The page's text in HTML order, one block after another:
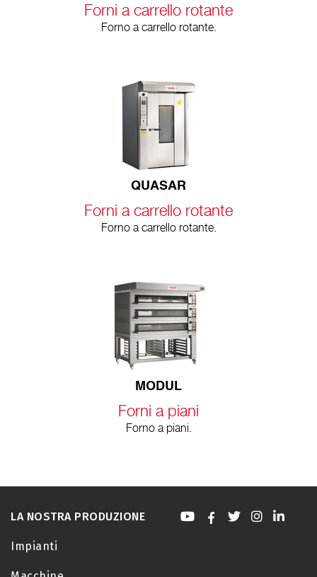
Forni a carrello rotante
Forno a carrello rotante.
QUASAR
Forni a carrello rotante
Forno a carrello rotante.
MODUL
Forni a piani
Forno a piani.
LA NOSTRA PRODUZIONE
Impianti